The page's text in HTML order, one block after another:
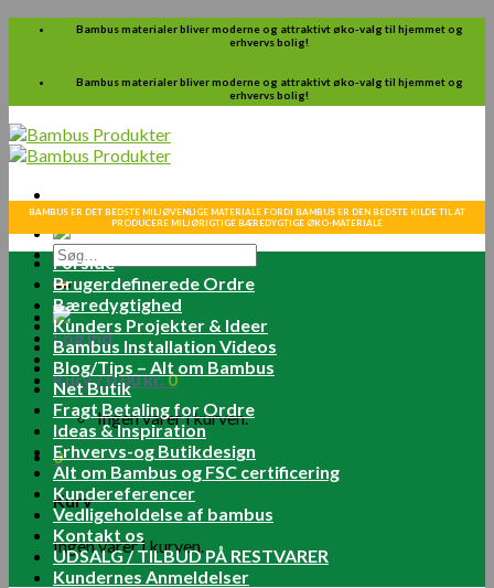
Skip
Bambus materialer bliver moderne og attraktivt øko-valg til hjemmet og
erhvervs bolig!
Bambus materialer bliver moderne og attraktivt øko-valg til hjemmet og
erhvervs bolig!
Søg
efter:
Log ind
Kurv /0.00kr.0
Ingen varer i kurven.
0
Kurv
Ingen varer i kurven.
BAMBUS ER DET BEDSTE MILJØVENLIGE MATERIALE FORDI BAMBUS ER DEN BEDSTE KILDE TIL AT
PRODUCERE MILJØRIGTIGE BÆREDYGTIGE ØKO-MATERIALE
Forside
Brugerdefinerede Ordre
Bæredygtighed
Kunders Projekter & Ideer
Bambus Installation Videos
Blog/Tips – Alt om Bambus
Net Butik
Fragt Betaling for Ordre
Ideas & Inspiration
Erhvervs-og Butikdesign
Alt om Bambus og FSC certificering
Kundereferencer
Vedligeholdelse af bambus
Kontakt os
UDSALG / TILBUD PÅ RESTVARER
Kundernes Anmeldelser